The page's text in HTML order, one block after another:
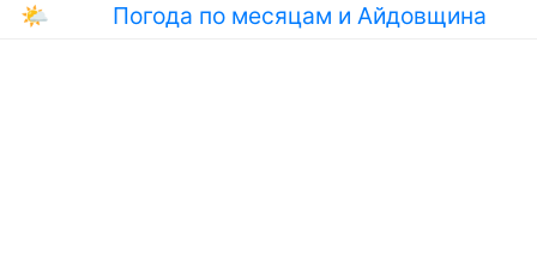
🌤 Погода по месяцам и Айдовщина